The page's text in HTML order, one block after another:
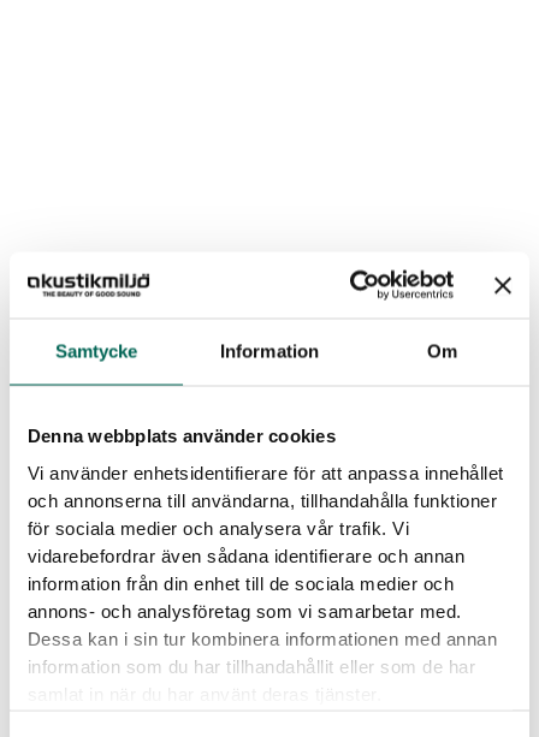
Samtycke Information Om
Denna webbplats använder cookies
Vi använder enhetsidentifierare för att anpassa innehållet
och annonserna till användarna, tillhandahålla funktioner
för sociala medier och analysera vår trafik. Vi
vidarebefordrar även sådana identifierare och annan
information från din enhet till de sociala medier och
annons- och analysföretag som vi samarbetar med.
Dessa kan i sin tur kombinera informationen med annan
information som du har tillhandahållit eller som de har
Relaterade referenser